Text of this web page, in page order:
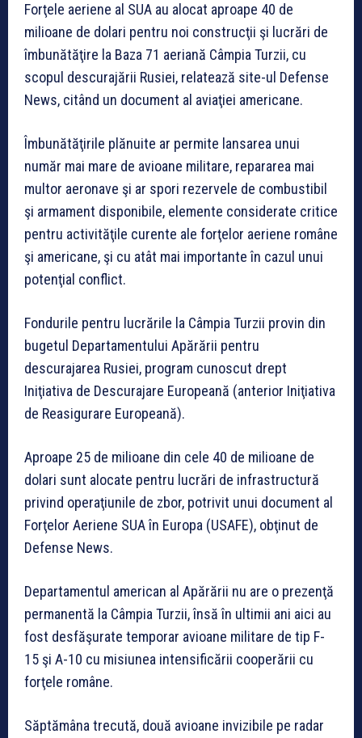
Forţele aeriene al SUA au alocat aproape 40 de
milioane de dolari pentru noi construcţii şi lucrări de
îmbunătăţire la Baza 71 aeriană Câmpia Turzii, cu
scopul descurajării Rusiei, relatează site-ul Defense
News, citând un document al aviaţiei americane.
Îmbunătăţirile plănuite ar permite lansarea unui
număr mai mare de avioane militare, repararea mai
multor aeronave şi ar spori rezervele de combustibil
şi armament disponibile, elemente considerate critice
pentru activităţile curente ale forţelor aeriene române
şi americane, şi cu atât mai importante în cazul unui
potenţial conflict.
Fondurile pentru lucrările la Câmpia Turzii provin din
bugetul Departamentului Apărării pentru
descurajarea Rusiei, program cunoscut drept
Iniţiativa de Descurajare Europeană (anterior Iniţiativa
de Reasigurare Europeană).
Aproape 25 de milioane din cele 40 de milioane de
dolari sunt alocate pentru lucrări de infrastructură
privind operaţiunile de zbor, potrivit unui document al
Forţelor Aeriene SUA în Europa (USAFE), obţinut de
Defense News.
Departamentul american al Apărării nu are o prezenţă
permanentă la Câmpia Turzii, însă în ultimii ani aici au
fost desfăşurate temporar avioane militare de tip F-
15 şi A-10 cu misiunea intensificării cooperării cu
forţele române.
Săptămâna trecută, două avioane invizibile pe radar